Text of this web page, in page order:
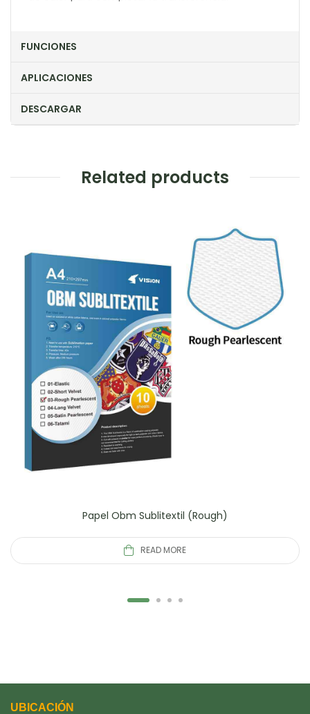
FUNCIONES
APLICACIONES
DESCARGAR
Related products
Papel Obm Sublitextil (Rough)
READ MORE
UBICACIÓN